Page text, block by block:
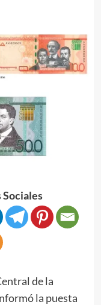
Sociales
de la
la puesta